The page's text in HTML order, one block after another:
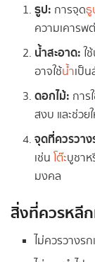
ธูป: การจุดธู
ความเคารพ
น้ำสะอาด: ใ
อาจใช้น้ำเป็
ดอกไม้: การ
สงบ และช่ว
จุดที่ควรวา
เช่นโต๊ะบูชา
มงคล
สิ่งที่ควรหลีก
ไม่ควรวางร